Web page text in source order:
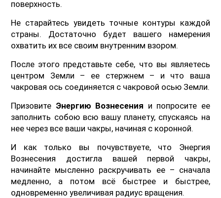
поверхность.
Не старайтесь увидеть точные контуры каждой
страны. Достаточно будет вашего намерения
охватить их все своим внутренним взором.
После этого представьте себе, что вы являетесь
центром Земли – ее стержнем – и что ваша
чакровая ось соединяется с чакровой осью Земли.
Призовите Энергию Вознесения и попросите ее
заполнить собою всю вашу планету, спускаясь на
нее через все ваши чакры, начиная с коронной.
И как только вы почувствуете, что Энергия
Вознесения достигла вашей первой чакры,
начинайте мысленно раскручивать ее – сначала
медленно, а потом всё быстрее и быстрее,
одновременно увеличивая радиус вращения.